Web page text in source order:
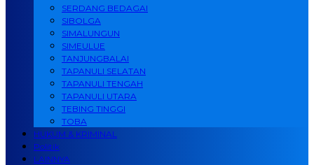
SERDANG BEDAGAI
SIBOLGA
SIMALUNGUN
SIMEULUE
TANJUNGBALAI
TAPANULI SELATAN
TAPANULI TENGAH
TAPANULI UTARA
TEBING TINGGI
TOBA
HUKUM & KRIMINAL
Politik
LAINNYA